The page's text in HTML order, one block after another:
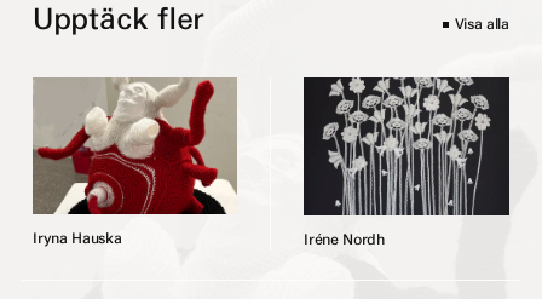
Upptäck fler Visa alla
Iryna Hauska Iréne Nordh